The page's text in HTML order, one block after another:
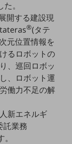
。
開する建設現
®(タテ
元位置情報を
るロボットの
、巡回ロボッ
、ロボット運
働力不足の解
新エネルギ
託業務